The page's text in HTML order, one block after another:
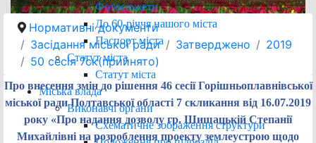
Фотосюжети
До 60-річчя нашого міста
Паспорт міста
Статут міста
Статут міста
Міська влада
Виконавчі органи
Схематичне зображення структури
Нормативні документи
Засідання міської ради
Затверджено
2019
50 сесія 7ск(прийнято)
Про внесення змін до рішення 46 сесії Горішньоплавнівської
міської ради Полтавської області 7 скликання від 16.07.2019
року «Про надання дозволу гр. Шишацькій Степанії
Михайлівні на розроблення проекту землеустрою щодо